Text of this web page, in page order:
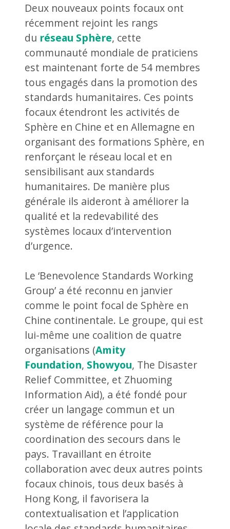
Deux nouveaux points focaux ont
récemment rejoint les rangs
du réseau Sphère, cette
communauté mondiale de praticiens
est maintenant forte de 54 membres
tous engagés dans la promotion des
standards humanitaires. Ces points
focaux étendront les activités de
Sphère en Chine et en Allemagne en
organisant des formations Sphère, en
renforçant le réseau local et en
sensibilisant aux standards
humanitaires. De manière plus
générale ils aideront à améliorer la
qualité et la redevabilité des
systèmes locaux d’intervention
d’urgence.
Le ‘Benevolence Standards Working
Group’ a été reconnu en janvier
comme le point focal de Sphère en
Chine continentale. Le groupe, qui est
lui-même une coalition de quatre
organisations (Amity
Foundation, Showyou, The Disaster
Relief Committee, et Zhuoming
Information Aid), a été fondé pour
créer un langage commun et un
système de référence pour la
coordination des secours dans le
pays. Travaillant en étroite
collaboration avec deux autres points
focaux chinois, tous deux basés à
Hong Kong, il favorisera la
contextualisation et l’application